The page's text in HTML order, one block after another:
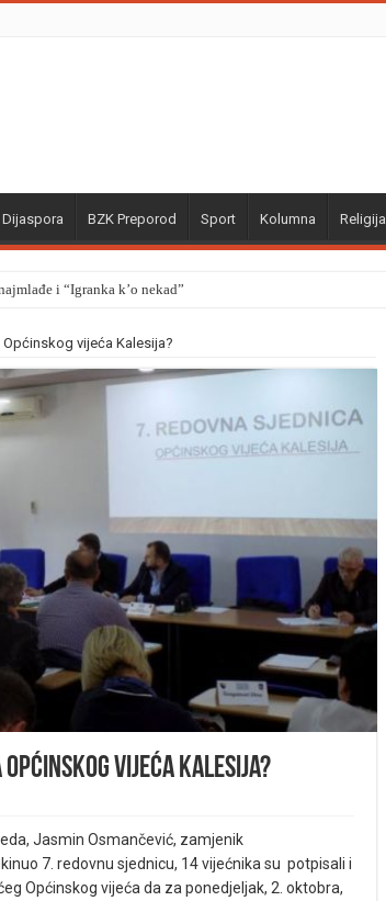
Dijaspora BZK Preporod Sport Kolumna Religija
i “Igranka k’o nekad”
vijeća Kalesija?
vijeća Kalesija?
Jasmin Osmančević, zamjenik
7. redovnu sjednicu, 14 vijećnika su potpisali i
Općinskog vijeća da za ponedjeljak, 2. oktobra,